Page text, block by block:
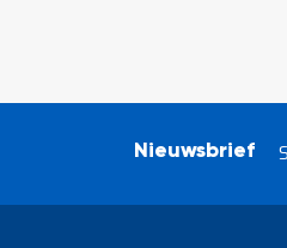
Nieuwsbrief